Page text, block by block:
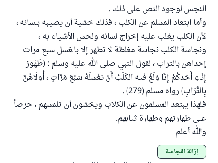
النجس لوجود النص على ذلك .
وأما ابتعاد المسلم عن الكلب ، فذلك خشية أن يصيبه بلسانه ،
لأن الكلب يغلب عليه إخراج لسانه ولحس الأشياء به ،
ونجاسة الكلب نجاسة مغلظة لا تطهر إلا بالغسل سبع مرات
إحداهن بالتراب ، لقول النبي صلى الله عليه وسلم : (طَهُورُ
إِنَاءِ أَحَدِكُمْ إِذَا وَلَغَ فِيهِ الْكَلْبُ أَنْ يَغْسِلَهُ سَبْعَ مَرَّاتٍ ، أُولَاهُنَّ
بِالتُّرَابِ) رواه مسلم (279) .
فلهذا يبتعد المسلمون عن الكلاب ويخشون أن تلمسهم ، حرصاً
على طهارتهم وطهارة ثيابهم.
والله أعلم
إزالة النجاسة